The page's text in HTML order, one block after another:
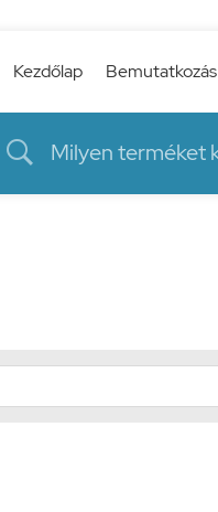
Kezdőlap Bemutatkozás
